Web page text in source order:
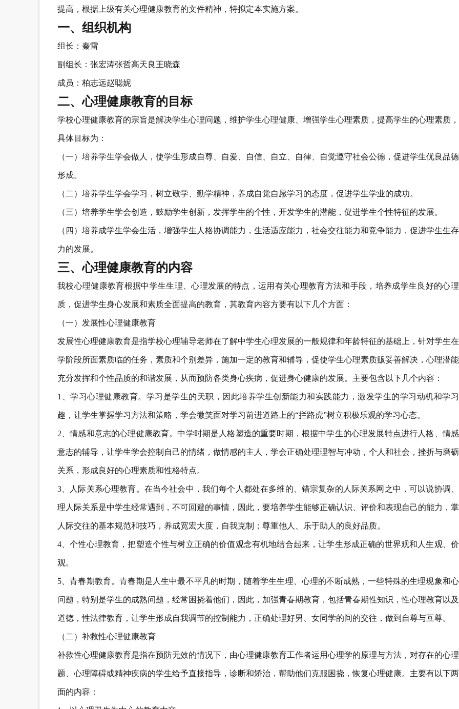
提高，根据上级有关心理健康教育的文件精神，特拟定本实施方案。
一、组织机构
组长：秦雷
副组长：张宏涛张哲高天良 王晓森
成员：柏志远赵聪妮
二、心理健康教育的目标
学校心理健康教育的宗旨是解决学生心理问题，维护学生心理健康、增强学生心理素质，提高学生的心理素质
具体目标为：
（一）培养学生学会做人，使学生形成自尊、自爱、自信、自立、自律、自觉遵守社会公德，促进学生优良品
形成。
（二）培养学生学会学习，树立敬学、勤学精神，养成自觉自愿学习的态度，促进学生学业的成功。
（三）培养学生学会创造，鼓励学生创新，发挥学生的个性，开发学生的潜能，促进学生个性特征的发展。
（四）培养成学生学会生活，增强学生人格协调能力，生活适应能力，社会交往能力和竞争能力，促进学生生
力的发展。
三、心理健康教育的内容
我校心理健康教育根据中学生生理、心理发展的特点，运用有关心理教育方法和手段，培养成学生良好的心
质，促进学生身心发展和素质全面提高的教育，其教育内容方要有以下几个方面：
（一）发展性心理健康教育
发展性心理健康教育是指学校心理辅导老师在了解中学生心理发展的一般规律和年龄特征的基础上，针对学生
学阶段所面素质临的任务，素质和个别差异，施加一定的教育和辅导，促使学生心理素质贩妥善解决，心理潜
充分发挥和个性品质的和谐发展，从而预防各类身心疾病，促进身心健康的发展。主要包含以下几个内容：
1、学习心理健康教育。学习是学生的天职，因此培养学生创新能力和实践能力，激发学生的学习动机和学
趣，让学生掌握学习方法和策略，学会微笑面对学习前进道路上的“拦路虎”树立积极乐观的学习心态。
2、情感和意志的心理健康教育。中学时期是人格塑造的重要时期，根据中学生的心理发展特点进行人格、情
意志的辅导，让学生学会控制自己的情绪，做情感的主人，学会正确处理理智与冲动，个人和社会，挫折与磨
关系，形成良好的心理素质和性格特点。
3、人际关系心理教育。在当今社会中，我们每个人都处在多维的、错宗复杂的人际关系网之中，可以说协调
理人际关系是中学生经常遇到，不可回避的事情，因此，要培养学生能够正确认识、评价和表现自己的能力，
人际交往的基本规范和技巧，养成宽宏大度，自我克制；尊重他人、乐于助人的良好品质。
4、个性心理教育，把塑造个性与树立正确的价值观念有机地结合起来，让学生形成正确的世界观和人生观、
观。
5、青春期教育。青春期是人生中最不平凡的时期，随着学生生理、心理的不断成熟，一些特殊的生理现象和
问题，特别是学生的成熟问题，经常困挠着他们，因此，加强青春期教育，包括青春期性知识，性心理教育以
道德，性法律教育，让学生形成自我调节的控制能力，正确处理好男、女同学的间的交往，做到自尊与互尊。
（二）补救性心理健康教育
补救性心理健康教育是指在预防无效的情况下，由心理健康教育工作者运用心理学的原理与方法，对存在的心
题、心理障碍或精神疾病的学生给予直接指导，诊断和矫治，帮助他们克服困挠，恢复心理健康。主要有以下
面的内容：